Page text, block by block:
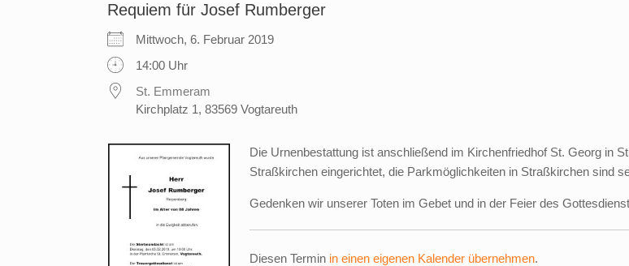
Requiem für Josef Rumberger
Mittwoch, 6. Februar 2019
14:00 Uhr
St. Emmeram
Kirchplatz 1, 83569 Vogtareuth
Die Urnenbestattung ist anschließend im Kirchenfriedhof St. Georg in
Straßkirchen eingerichtet, die Parkmöglichkeiten in Straßkirchen sind
Gedenken wir unserer Toten im Gebet und in der Feier des
Diesen Termin in einen eigenen Kalender übernehmen.